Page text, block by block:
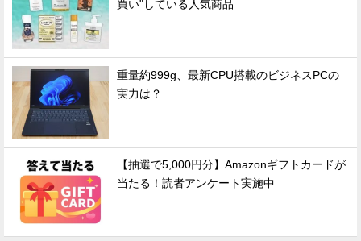
買い"している人気商品
重量約999g、最新CPU搭載のビジネスPCの
実力は？
【抽選で5,000円分】Amazonギフトカードが
当たる！読者アンケート実施中